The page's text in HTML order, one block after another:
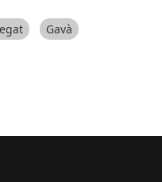
Gavà
de Martorell comença a